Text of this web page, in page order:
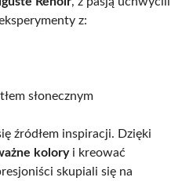
z:
słonecznym
źródłem inspiracji. Dzięki
koloryi kreować
skupiali się na